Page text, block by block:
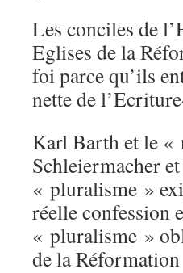
Les conciles de
Eglises de la
foi parce qu’ils
nette de
Karl Barth et le «
Schleiermacher
« pluralisme »
réelle confession
« pluralisme »
de la